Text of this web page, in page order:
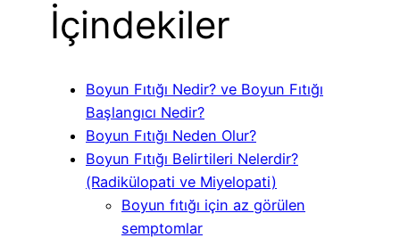
İçindekiler
Boyun Fıtığı Nedir? ve Boyun Fıtığı
Başlangıcı Nedir?
Boyun Fıtığı Neden Olur?
Boyun Fıtığı Belirtileri Nelerdir?
(Radikülopati ve Miyelopati)
Boyun fıtığı için az görülen
semptomlar